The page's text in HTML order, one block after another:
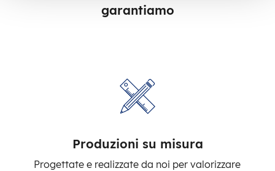
garantiamo
Produzioni su misura
Progettate e realizzate da noi per valorizzare